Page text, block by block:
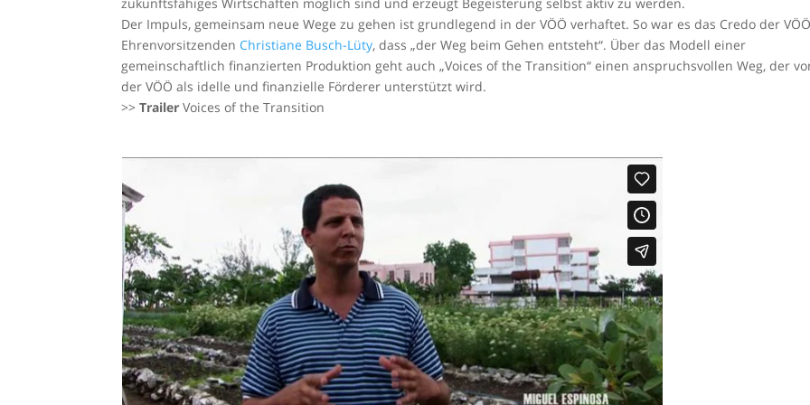
Der Impuls, gemeinsam neue Wege zu gehen ist grundlegend in der VÖÖ verhaftet. So war es das Credo der
Ehrenvorsitzenden Christiane Busch-Lüty, dass „der Weg beim Gehen entsteht“. Über das Modell einer
gemeinschaftlich finanzierten Produktion geht auch „Voices of the Transition“ einen anspruchsvollen Weg, der
der VÖÖ als idelle und finanzielle Förderer unterstützt wird.
>>TrailerVoices of the Transition